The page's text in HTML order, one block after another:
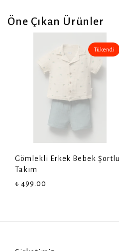
Öne Çıkan Ürünler
Tükendi
Gömlekli Erkek Bebek Şortlu
Takım
₺ 499.00